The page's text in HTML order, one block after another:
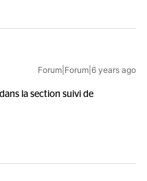
Forum|Forum|6 years ago
la section suivi de